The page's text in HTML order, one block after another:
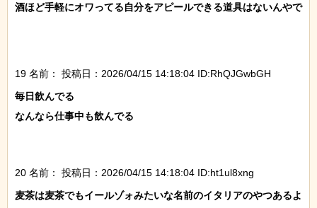
酒ほど手軽にオワってる自分をアピールできる道具はないんやで
19 名前：
投稿日：2026/04/15 14:18:04 ID:RhQJGwbGH
毎日飲んでる
なんなら仕事中も飲んでる
20 名前：
投稿日：2026/04/15 14:18:04 ID:ht1ul8xng
麦茶は麦茶でもイールゾォみたいな名前のイタリアのやつあるよ